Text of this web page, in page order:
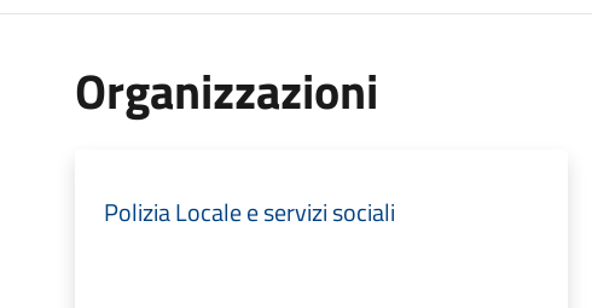
Organizzazioni
Polizia Locale e servizi sociali